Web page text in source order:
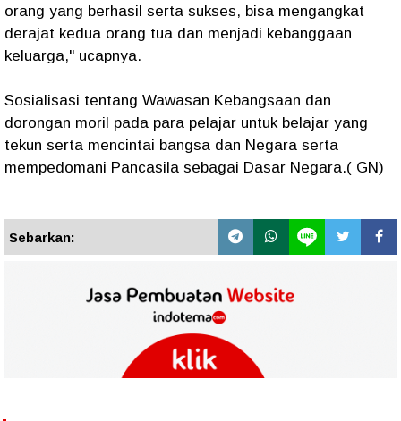
orang yang berhasil serta sukses, bisa mengangkat
derajat kedua orang tua dan menjadi kebanggaan
keluarga," ucapnya.
Sosialisasi tentang Wawasan Kebangsaan dan
dorongan moril pada para pelajar untuk belajar yang
tekun serta mencintai bangsa dan Negara serta
mempedomani Pancasila sebagai Dasar Negara.( GN)
Sebarkan: